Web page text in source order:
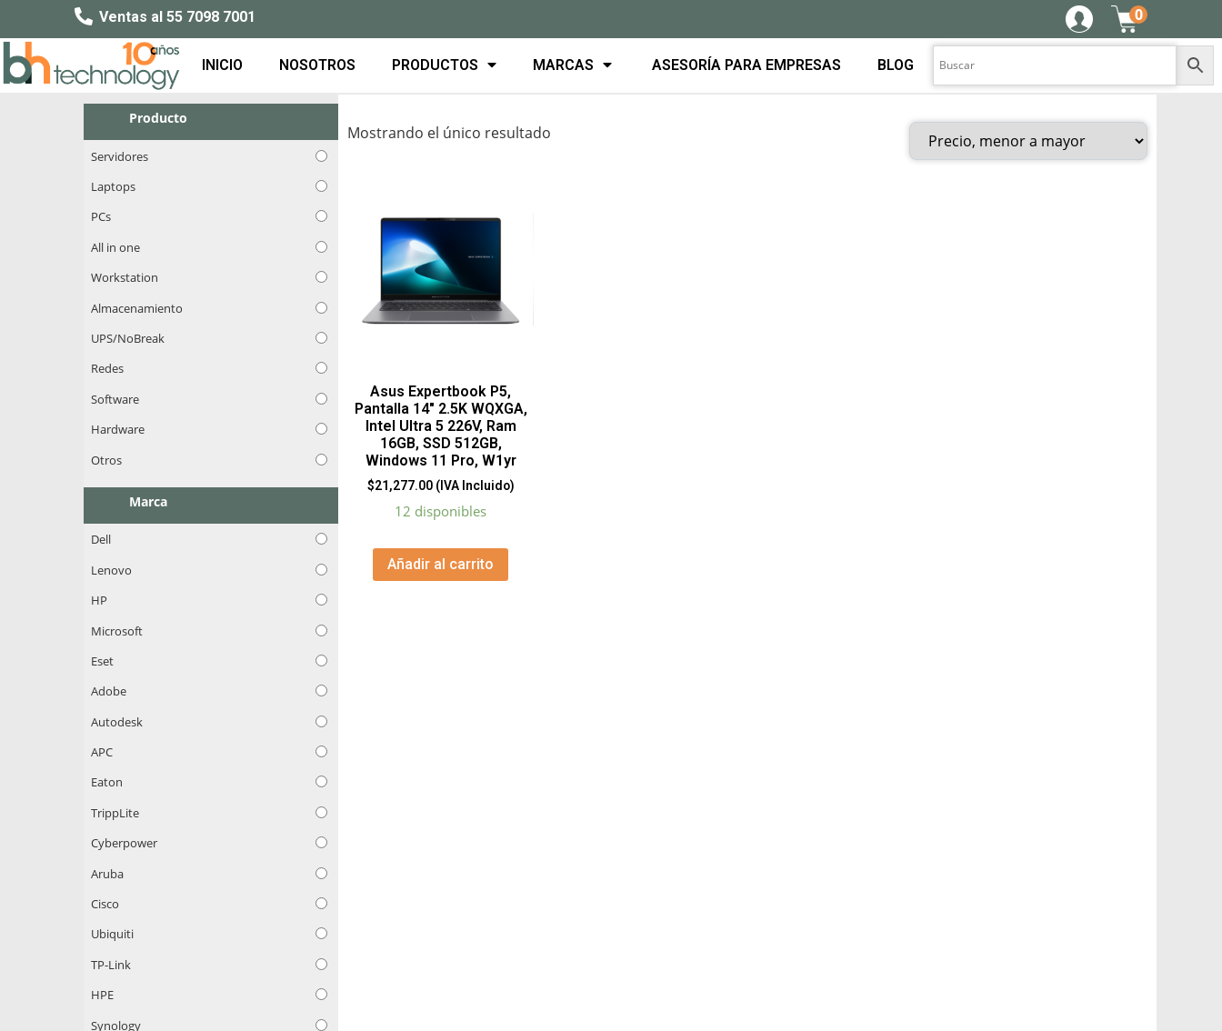
Ventas al 55 7098 7001 0
INICIO NOSOTROS PRODUCTOS MARCAS ASESORÍA PARA EMPRESAS BLOG
Producto
Servidores
Laptops
PCs
All in one
Workstation
Almacenamiento
UPS/NoBreak
Redes
Software
Hardware
Otros
Marca
Dell
Lenovo
HP
Microsoft
Eset
Adobe
Autodesk
APC
Eaton
TrippLite
Cyberpower
Aruba
Cisco
Ubiquiti
TP-Link
HPE
Synology
Mostrando el único resultado
Asus Expertbook P5,
Pantalla 14″ 2.5K WQXGA,
Intel Ultra 5 226V, Ram
16GB, SSD 512GB,
Windows 11 Pro, W1yr
$21,277.00(IVA Incluido)
12 disponibles
Añadir al carrito